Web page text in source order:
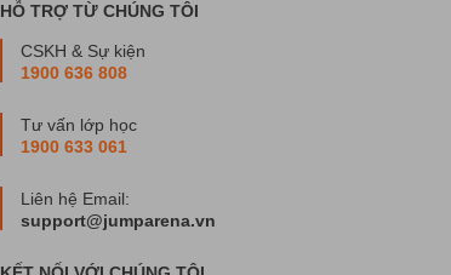
HỖ TRỢ TỪ CHÚNG TÔI
CSKH & Sự kiện
1900 636 808
Tư vấn lớp học
1900 633 061
Liên hệ Email:
support@jumparena.vn